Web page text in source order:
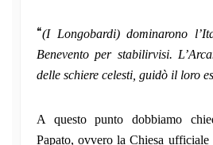
“(I Longobardi) dominarono
Benevento per stabilirvisi.
delle schiere celesti, guidò il loro
A questo punto dobbiamo
Papato, ovvero la Chiesa